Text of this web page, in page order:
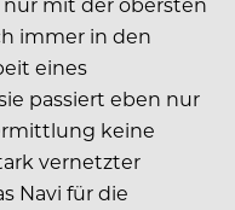
immer in den
eines
passiert eben nur
keine
vernetzter
Navi für die